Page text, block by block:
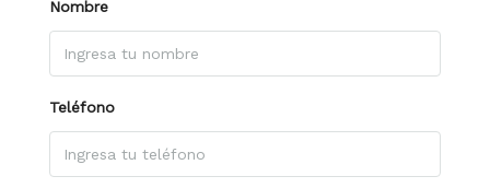
Nombre
Teléfono